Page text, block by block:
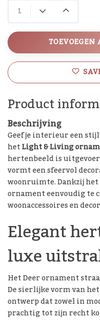
Product
Beschrijving
Geef je interieur een
hetLight & Living
hertenbeeld is
vormt een sfeervol
woonruimte. Dankzij
ornament eenvoudig te
woonaccessoires en
Elegant
luxe
Het Deer ornament
De sierlijke vorm van
ontwerp dat zowel in
prachtig tot zijn recht